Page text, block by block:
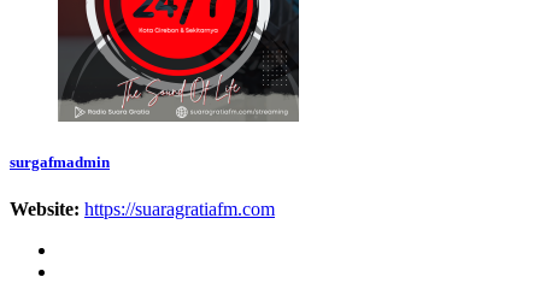
surgafmadmin
Website: https://suaragratiafm.com